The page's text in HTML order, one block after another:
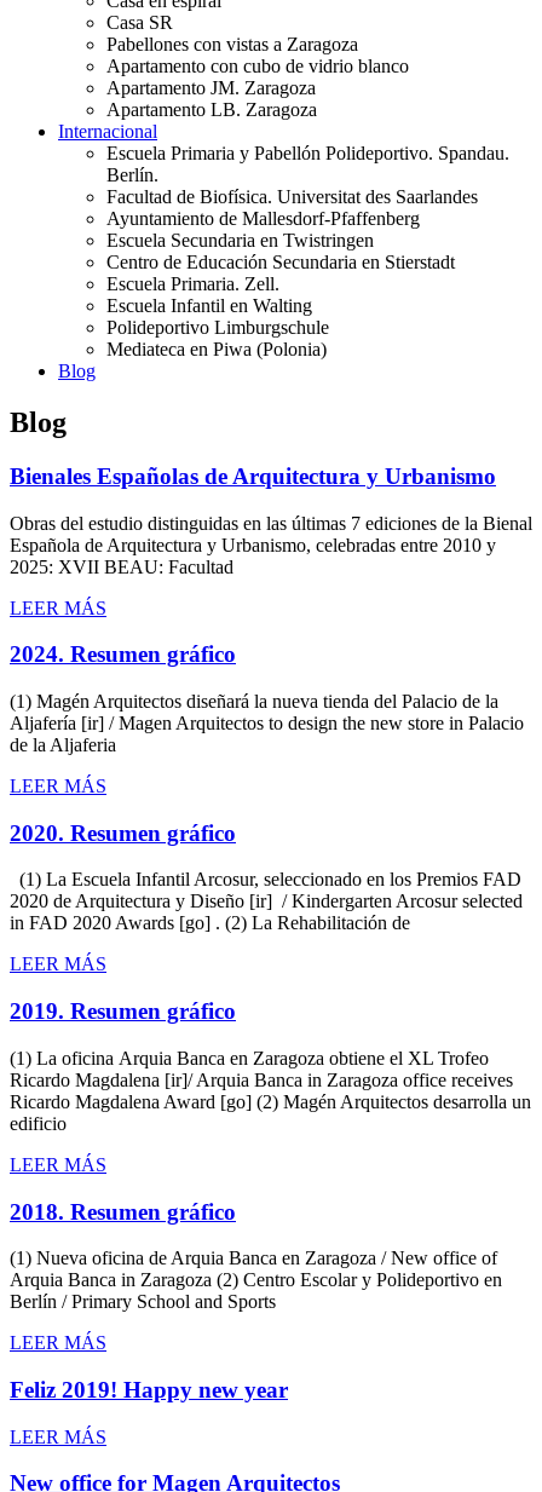
Casa SR
Pabellones con vistas a Zaragoza
Apartamento con cubo de vidrio blanco
Apartamento JM. Zaragoza
Apartamento LB. Zaragoza
Internacional
Escuela Primaria y Pabellón Polideportivo. Spandau.
Berlín.
Facultad de Biofísica. Universitat des Saarlandes
Ayuntamiento de Mallesdorf-Pfaffenberg
Escuela Secundaria en Twistringen
Centro de Educación Secundaria en Stierstadt
Escuela Primaria. Zell.
Escuela Infantil en Walting
Polideportivo Limburgschule
Mediateca en Piwa (Polonia)
Blog
Blog
Bienales Españolas de Arquitectura y Urbanismo
Obras del estudio distinguidas en las últimas 7 ediciones de la Bienal
Española de Arquitectura y Urbanismo, celebradas entre 2010 y
2025: XVII BEAU: Facultad
LEER MÁS
2024. Resumen gráfico
(1) Magén Arquitectos diseñará la nueva tienda del Palacio de la
Aljafería [ir] / Magen Arquitectos to design the new store in Palacio
de la Aljaferia
LEER MÁS
2020. Resumen gráfico
(1) La Escuela Infantil Arcosur, seleccionado en los Premios FAD
2020 de Arquitectura y Diseño [ir] / Kindergarten Arcosur selected
in FAD 2020 Awards [go] . (2) La Rehabilitación de
LEER MÁS
2019. Resumen gráfico
(1) La oficina Arquia Banca en Zaragoza obtiene el XL Trofeo
Ricardo Magdalena [ir]/ Arquia Banca in Zaragoza office receives
Ricardo Magdalena Award [go] (2) Magén Arquitectos desarrolla un
edificio
LEER MÁS
2018. Resumen gráfico
(1) Nueva oficina de Arquia Banca en Zaragoza / New office of
Arquia Banca in Zaragoza (2) Centro Escolar y Polideportivo en
Berlín / Primary School and Sports
LEER MÁS
Feliz 2019! Happy new year
LEER MÁS
New office for Magen Arquitectos